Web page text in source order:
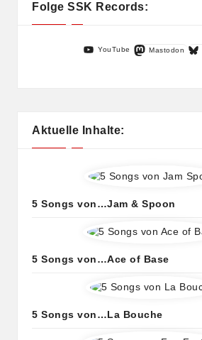
Folge SSK Records:
YouTube Mastodon
Aktuelle Inhalte:
5 Songs von…Jam & Spoon
5 Songs von…Ace of Base
5 Songs von…La Bouche